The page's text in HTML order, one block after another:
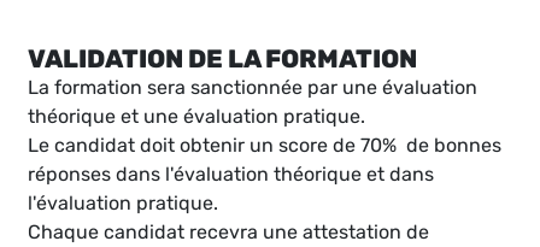
VALIDATION DE LA FORMATION
La formation sera sanctionnée par une évaluation
théorique et une évaluation pratique.
Le candidat doit obtenir un score de 70% de bonnes
réponses dans l'évaluation théorique et dans
l'évaluation pratique.
Chaque candidat recevra une attestation de